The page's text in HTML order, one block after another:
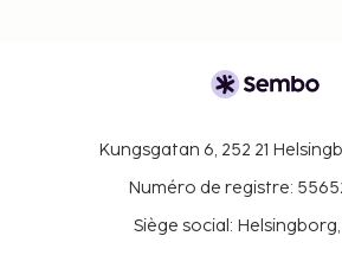
Kungsgatan 6, 252 21
Numéro de registre:
Siège social: